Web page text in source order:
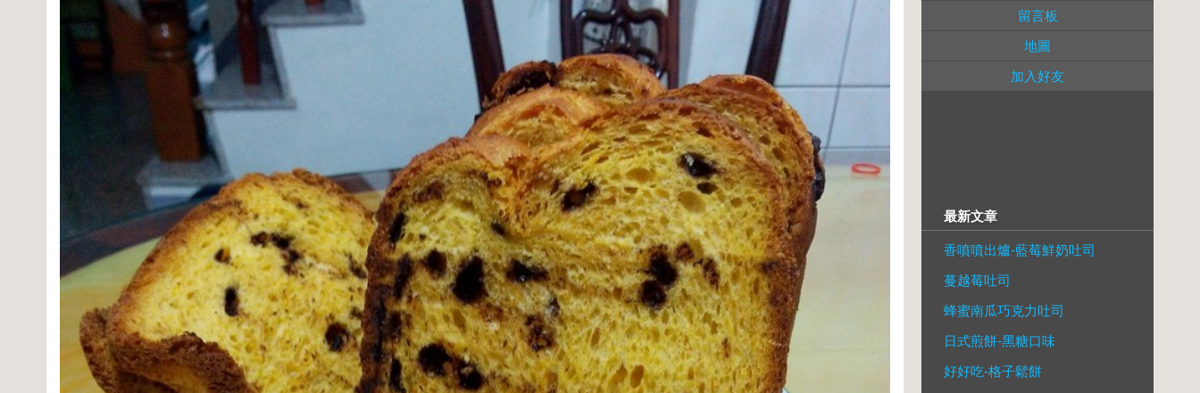
留言板
地圖
加入好友
最新文章
香噴噴出爐-藍莓鮮奶吐司
蔓越莓吐司
蜂蜜南瓜巧克力吐司
日式煎餅-黑糖口味
好好吃-格子鬆餅